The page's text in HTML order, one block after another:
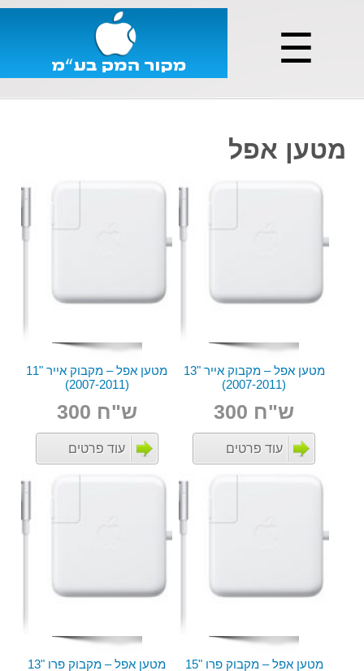
☰
מטען אפל
מטען אפל – מקבוק אייר "11
(2007-2011)
ש"ח 300
עוד פרטים
מטען אפל – מקבוק אייר "13
(2007-2011)
ש"ח 300
עוד פרטים
מטען אפל – מקבוק פרו "13
מטען אפל – מקבוק פרו "15